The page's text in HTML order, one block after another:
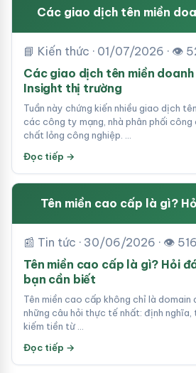
Các giao dịch tên miền
📘 Kiến thức · 01/07/2026 · 👁
Các giao dịch tên miền
Insight thị trường
Tuần này chứng kiến nhiều giao dịch
các công ty mạng, nhà phân phối
chất lỏng công nghiệp. …
Đọc tiếp →
Tên miền cao cấp là gì?
📰 Tin tức · 30/06/2026 · 👁 516
Tên miền cao cấp là gì? Hỏi
bạn cần biết
Tên miền cao cấp không chỉ là
những câu hỏi thực tế nhất: định nghĩa,
kiếm tiền từ …
Đọc tiếp →